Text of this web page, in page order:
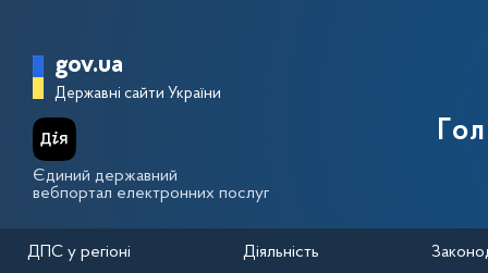
Головна сторінка Державної
gov.ua
Державні сайти України
Єдиний державний
вебпортал електронних послуг
ДПС у регіоні Діяльність